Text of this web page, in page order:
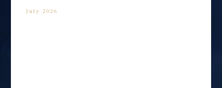
July 2026